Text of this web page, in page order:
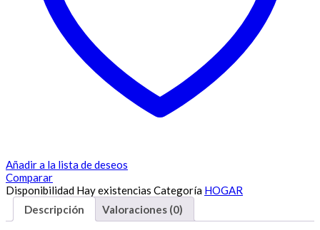
Añadir a la lista de deseos
Comparar
Disponibilidad Hay existencias Categoría HOGAR
Descripción
Valoraciones (0)